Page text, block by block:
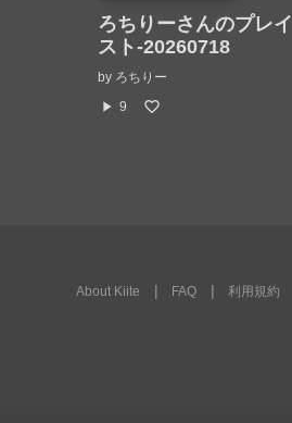
ろちりーさんのプレ
スト-20260718
by ろちりー
play_arrow 9
About Kiite FAQ 利用規約